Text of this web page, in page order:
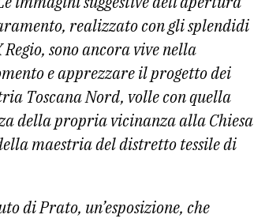
realizzato con gli splendidi
sono ancora vive nella
e apprezzare il progetto dei
Toscana Nord, volle con quella
della propria vicinanza alla Chiesa
maestria del distretto tessile di
di Prato, un’esposizione, che